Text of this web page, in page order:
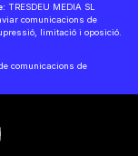
TRESDEU MEDIA SL
comunicacions de
limitació i oposició.
comunicacions de